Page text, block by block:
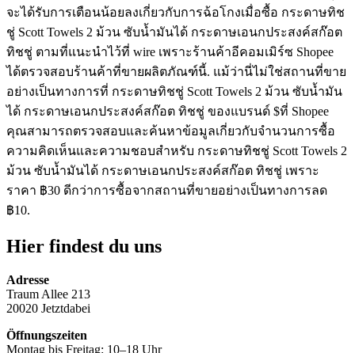
จะได้รับการเตือนน้อยลงเกี่ยวกับการฉ้อโกงเมื่อซื้อ กระดาษทิช
ชู่ Scott Towels 2 ม้วน ซับน้ำมันได้ กระดาษเอนกประสงค์สก๊อต
ทิชชู่ ตามที่แนะนำไว้ที่ wire เพราะร้านค้าอีคอมเมิร์ซ Shopee
ได้ตรวจสอบร้านค้าที่ขายผลิตภัณฑ์นี้. แม้ว่านี่ไม่ใช่สถานที่ขาย
อย่างเป็นทางการที่ กระดาษทิชชู่ Scott Towels 2 ม้วน ซับน้ำมัน
ได้ กระดาษเอนกประสงค์สก๊อต ทิชชู่ ของแบรนด์ $ที่ Shopee
คุณสามารถตรวจสอบและค้นหาข้อมูลเกี่ยวกับจำนวนการซื้อ
ความคิดเห็นและความชอบสำหรับ กระดาษทิชชู่ Scott Towels 2
ม้วน ซับน้ำมันได้ กระดาษเอนกประสงค์สก๊อต ทิชชู่ เพราะ
ราคา ฿30 ดีกว่าการซื้อจากสถานที่ขายอย่างเป็นทางการลด
฿10.
Hier findest du uns
Adresse
Traum Allee 213
20020 Jetztdabei
Öffnungszeiten
Montag bis Freitag: 10–18 Uhr